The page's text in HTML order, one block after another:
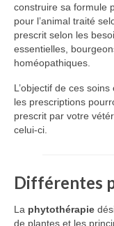
construire sa formule
pour l’animal traité
prescrit selon les
essentielles,
homéopathiques.
L’objectif de ces
les prescriptions
prescrit par votre
celui-ci.
Différentes
La phytothérapie
de plantes et les